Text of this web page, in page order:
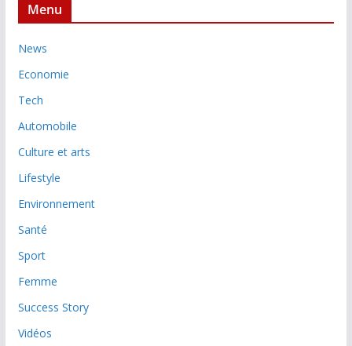
Menu
News
Economie
Tech
Automobile
Culture et arts
Lifestyle
Environnement
Santé
Sport
Femme
Success Story
Vidéos